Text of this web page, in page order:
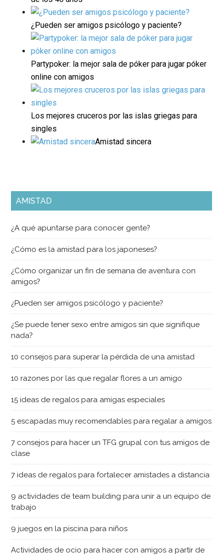
¿Pueden ser amigos psicólogo y paciente?
Partypoker: la mejor sala de póker para jugar póker
online con amigos
Los mejores cruceros por las islas griegas para
singles
Amistad sincera
AMISTAD
¿A qué apuntarse para conocer gente?
¿Cómo es la amistad para los japoneses?
¿Cómo organizar un fin de semana de aventura con
amigos?
¿Pueden ser amigos psicólogo y paciente?
¿Se puede tener sexo entre amigos sin que signifique
nada?
10 consejos para superar la pérdida de una amistad
10 razones por las que regalar flores a un amigo
15 ideas de regalos para amigas especiales
5 escapadas muy recomendables para regalar a amigos
7 consejos para hacer un TFG grupal con tus amigos de
clase
7 ideas de regalos para fortalecer amistades a distancia
9 actividades de team building para unir a un equipo de
trabajo
9 juegos en la piscina para niños
Actividades de ocio para hacer con amigos a partir de